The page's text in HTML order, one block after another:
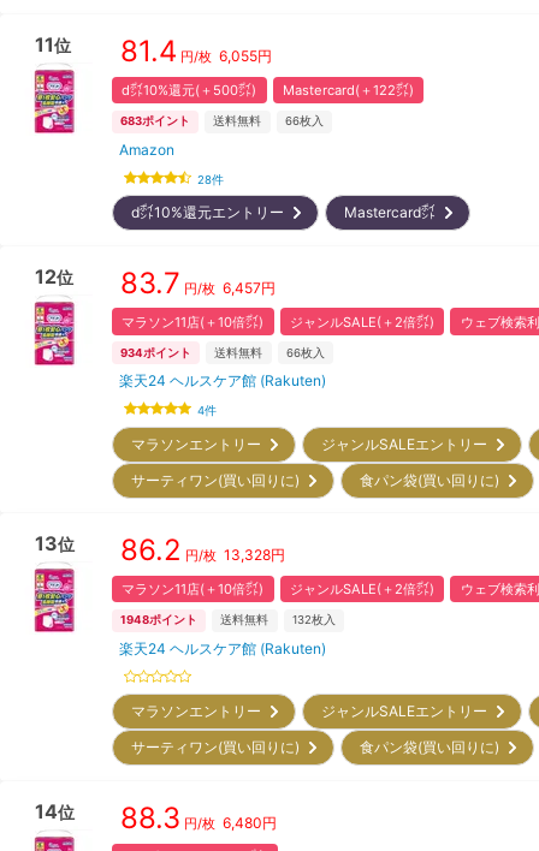
11位 81.4 円/枚 6,055円
d㌽10%還元(＋500㌽) Mastercard(＋122㌽)
683ポイント 送料無料 66枚入
Amazon
28件
d㌽10%還元エントリー Mastercard㌽
12位 83.7 円/枚 6,457円
マラソン11店(＋10倍㌽) ジャンルSALE(＋2倍㌽) ウェブ検索
934ポイント 送料無料 66枚入
楽天24 ヘルスケア館 (Rakuten)
4件
マラソンエントリー ジャンルSALEエントリー
サーティワン(買い回りに)
食パン袋(買い回りに)
13位 86.2 円/枚 13,328円
マラソン11店(＋10倍㌽) ジャンルSALE(＋2倍㌽) ウェブ検索
1948ポイント 送料無料 132枚入
楽天24 ヘルスケア館 (Rakuten)
マラソンエントリー ジャンルSALEエントリー
サーティワン(買い回りに)
食パン袋(買い回りに)
14位 88.3 円/枚 6,480円